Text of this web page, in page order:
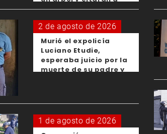
los padres de los
menores responsables
2 de agosto de 2026
Murió el expolicía
Luciano Etudie,
esperaba juicio por la
muerte de su padre y
1 de agosto de 2026